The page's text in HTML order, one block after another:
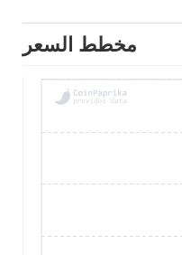
مخطط السعر